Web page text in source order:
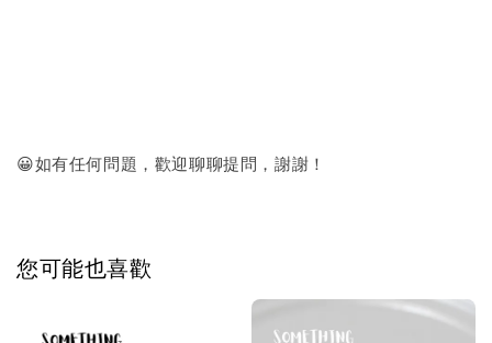
😀如有任何問題，歡迎聊聊提問，謝謝！
您可能也喜歡